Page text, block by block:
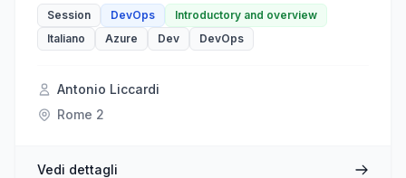
it's not easy to verify how the application behaves if
suitable tools like Azure Load Testing aren't used, and
in this session, we will see how to take advantage of it.
Session DevOps
Introductory and overview
Italiano
Azure Dev DevOps
Antonio Liccardi
Rome 2
Vedi dettagli